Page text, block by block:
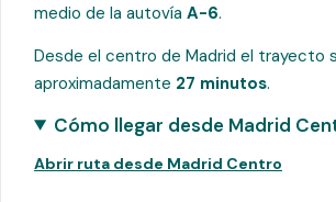
medio de la autovía A-6.
Desde el centro de Madrid el trayecto
aproximadamente 27 minutos.
Cómo llegar desde Madrid
Abrir ruta desde Madrid Centro